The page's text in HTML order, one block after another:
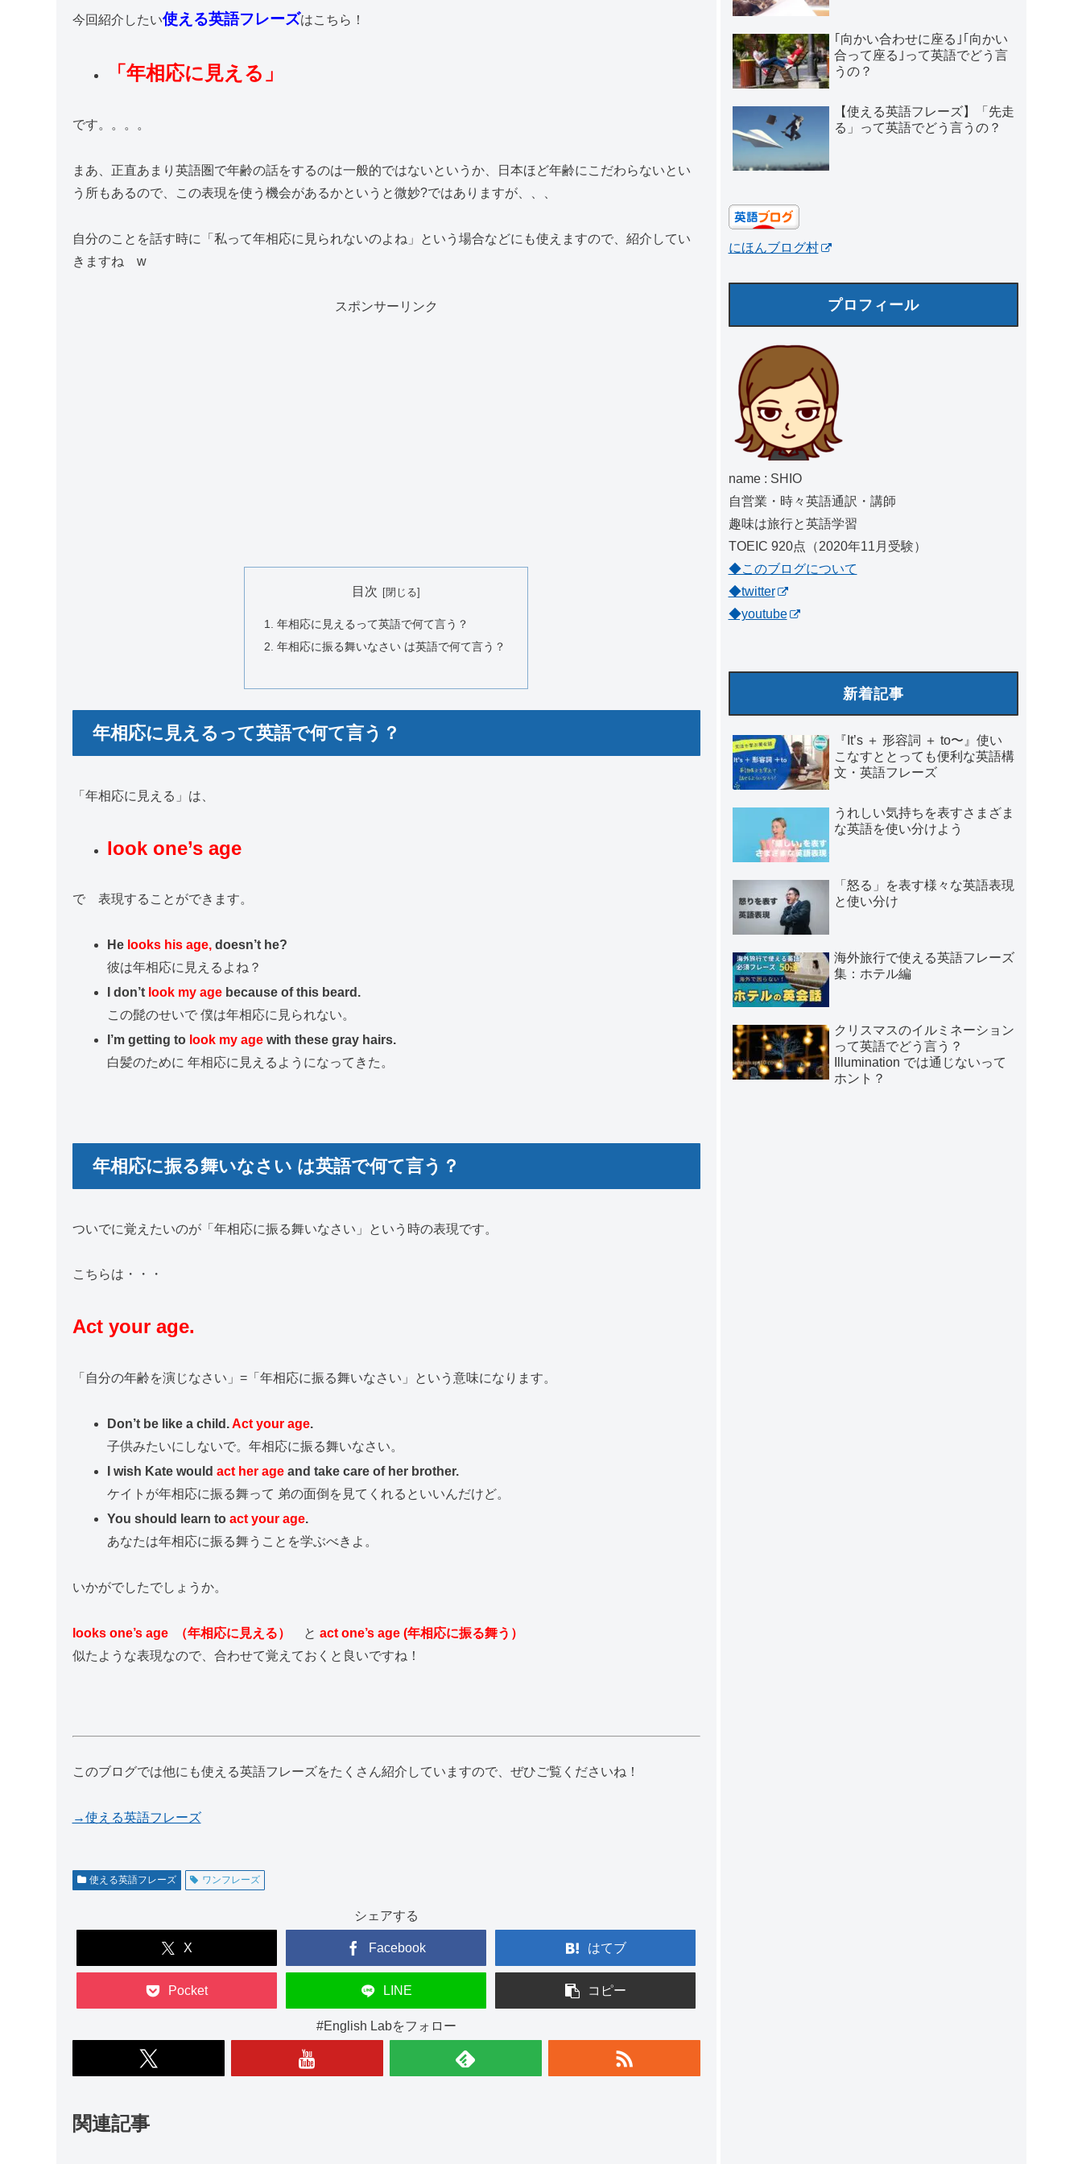
今回紹介したい使える英語フレーズはこちら！
「年相応に見える」
です。。。。
まあ、正直あまり英語圏で年齢の話をするのは一般的ではないというか、日本ほど年齢にこだわらないとい
う所もあるので、この表現を使う機会があるかというと微妙?ではありますが、、、
自分のことを話す時に「私って年相応に見られないのよね」という場合などにも使えますので、紹介してい
きますね w
スポンサーリンク
目次
年相応に見えるって英語で何て言う？
年相応に振る舞いなさい は英語で何て言う？
年相応に見えるって英語で何て言う？
「年相応に見える」は、
look one’s age
で 表現することができます。
He looks his age,doesn’t he?
彼は年相応に見えるよね？
I don’t look my agebecause of this beard.
この髭のせいで 僕は年相応に見られない。
I’m getting to look my agewith these gray hairs.
白髪のために 年相応に見えるようになってきた。
年相応に振る舞いなさい は英語で何て言う？
ついでに覚えたいのが「年相応に振る舞いなさい」という時の表現です。
こちらは・・・
Act your age.
「自分の年齢を演じなさい」=「年相応に振る舞いなさい」という意味になります。
Don’t be like a child.Act your age.
子供みたいにしないで。年相応に振る舞いなさい。
I wish Kate would act her ageand take care of her brother.
ケイトが年相応に振る舞って 弟の面倒を見てくれるといいんだけど。
You should learn to act your age.
あなたは年相応に振る舞うことを学ぶべきよ。
いかがでしたでしょうか。
looks one’s age （年相応に見える） と act one’s age (年相応に振る舞う）
似たような表現なので、合わせて覚えておくと良いですね！
このブログでは他にも使える英語フレーズをたくさん紹介していますので、ぜひご覧くださいね！
→使える英語フレーズ
使える英語フレーズ ワンフレーズ
シェアする
X Facebook はてブ
Pocket LINE コピー
#English Labをフォロー
関連記事
｢向かい合わせに座る｣｢向かい
合って座る｣って英語でどう言
うの？
【使える英語フレーズ】「先走
る」って英語でどう言うの？
にほんブログ村
プロフィール
name : SHIO
自営業・時々英語通訳・講師
趣味は旅行と英語学習
TOEIC 920点（2020年11月受験）
◆このブログについて
◆twitter
◆youtube
新着記事
『It’s ＋ 形容詞 ＋ to〜』使い
こなすととっても便利な英語構
文・英語フレーズ
うれしい気持ちを表すさまざま
な英語を使い分けよう
「怒る」を表す様々な英語表現
と使い分け
海外旅行で使える英語フレーズ
集：ホテル編
クリスマスのイルミネーション
って英語でどう言う？
Illumination では通じないって
ホント？